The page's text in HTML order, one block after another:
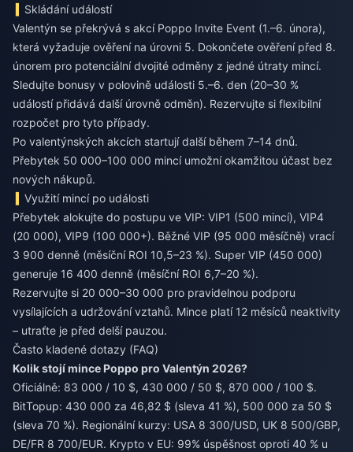
Skládání událostí
Valentýn se překrývá s akcí Poppo Invite Event (1.–6. února),
která vyžaduje ověření na úrovni 5. Dokončete ověření před 8.
únorem pro potenciální dvojité odměny z jedné útraty mincí.
Sledujte bonusy v polovině události 5.–6. den (20–30 %
událostí přidává další úrovně odměn). Rezervujte si flexibilní
rozpočet pro tyto případy.
Po valentýnských akcích startují další během 7–14 dnů.
Přebytek 50 000–100 000 mincí umožní okamžitou účast bez
nových nákupů.
Využití mincí po události
Přebytek alokujte do postupu ve VIP: VIP1 (500 mincí), VIP4
(20 000), VIP9 (100 000+). Běžné VIP (95 000 měsíčně) vrací
3 900 denně (měsíční ROI 10,5–23 %). Super VIP (450 000)
generuje 16 400 denně (měsíční ROI 6,7–20 %).
Rezervujte si 20 000–30 000 pro pravidelnou podporu
vysílajících a udržování vztahů. Mince platí 12 měsíců neaktivity
– utraťte je před delší pauzou.
Často kladené dotazy (FAQ)
Kolik stojí mince Poppo pro Valentýn 2026?
Oficiálně: 83 000 / 10 $, 430 000 / 50 $, 870 000 / 100 $.
BitTopup: 430 000 za 46,82 $ (sleva 41 %), 500 000 za 50 $
(sleva 70 %). Regionální kurzy: USA 8 300/USD, UK 8 500/GBP,
DE/FR 8 700/EUR. Krypto v EU: 99% úspěšnost oproti 40 % u